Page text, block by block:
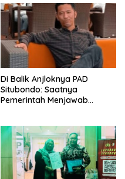
Di Balik Anjloknya PAD
Situbondo: Saatnya
Pemerintah Menjawab